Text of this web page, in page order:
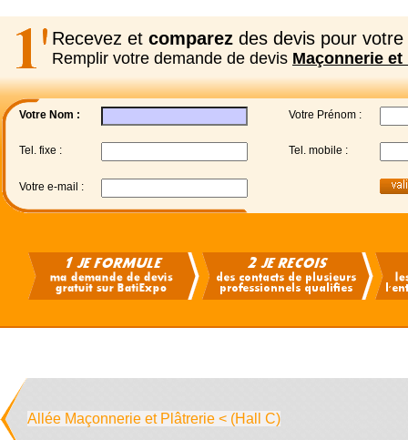
Recevez et comparez des devis pour votre
Remplir votre demande de devis Maçonnerie et
Votre Nom : Votre Prénom :
Tel. fixe : Tel. mobile :
Votre e-mail :
Allée Maçonnerie et Plâtrerie < (Hall C)